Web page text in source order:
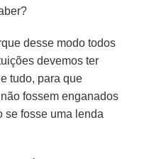
desse modo todos
devemos ter
tudo, para que
fossem enganados
se fosse uma lenda